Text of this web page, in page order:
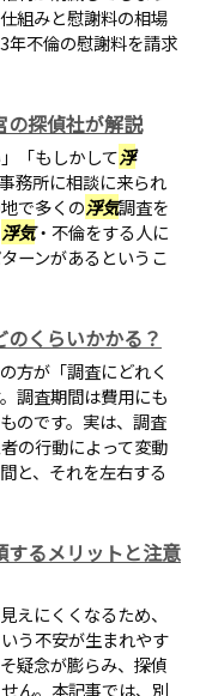
組みと慰謝料の相場
年不倫の慰謝料を請求
の探偵社が解説
「もしかして浮
務所に相談に来られ
で多くの浮気調査を
浮気・不倫をする人に
ーンがあるというこ
くらいかかる？
方が「調査にどれく
調査期間は費用にも
のです。実は、調査
の行動によって変動
と、それを左右する
るメリットと注意
えにくくなるため、
う不安が生まれやす
疑念が膨らみ、探偵
ん。本記事では、別